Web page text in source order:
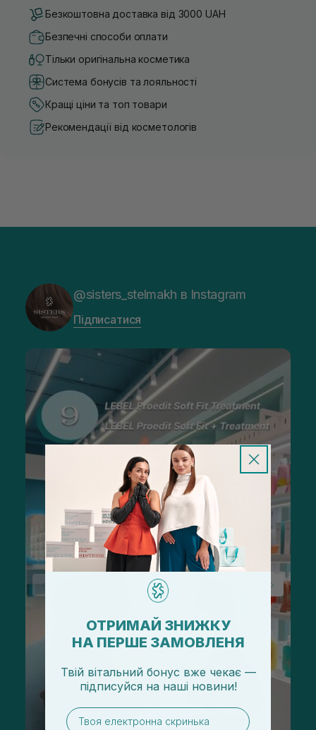
Безкоштовна доставка від 3000 UAH
Безпечні способи оплати
Тільки оригінальна косметика
Система бонусів та лояльності
Кращі ціни та топ товари
Рекомендації від косметологів
@sisters_stelmakh в Instagram
Підписатися
ОТРИМАЙ ЗНИЖКУ
НА ПЕРШЕ ЗАМОВЛЕНЯ
Твій вітальний бонус вже чекає —
підписуйся на наші новини!
email